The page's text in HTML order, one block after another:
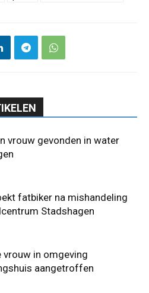
vrouw gevonden in water
fatbiker na mishandeling
Stadshagen
vrouw in omgeving
aangetroffen